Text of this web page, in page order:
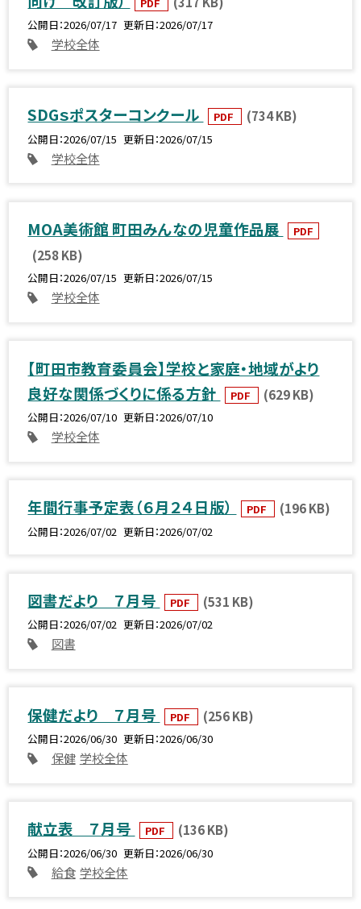
公開日 2026/07/17 更新日 2026/07/17
学校全体
SDGｓポスターコンクール PDF (734 KB)
公開日 2026/07/15 更新日 2026/07/15
学校全体
MOA美術館 町田みんなの児童作品展 PDF
(258 KB)
公開日 2026/07/15 更新日 2026/07/15
学校全体
【町田市教育委員会】学校と家庭・地域がより
良好な関係づくりに係る方針
PDF (629 KB)
公開日 2026/07/10 更新日 2026/07/10
学校全体
年間行事予定表（６月２４日版） PDF (196 KB)
公開日 2026/07/02 更新日 2026/07/02
図書だより ７月号 PDF (531 KB)
公開日 2026/07/02 更新日 2026/07/02
図書
保健だより ７月号 PDF (256 KB)
公開日 2026/06/30 更新日 2026/06/30
保健 学校全体
献立表 ７月号 PDF (136 KB)
公開日 2026/06/30 更新日 2026/06/30
給食 学校全体